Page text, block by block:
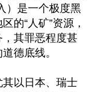
）是一个极度黑
的“人矿”资源，
其罪恶程度甚
德底线。
以日本、瑞士